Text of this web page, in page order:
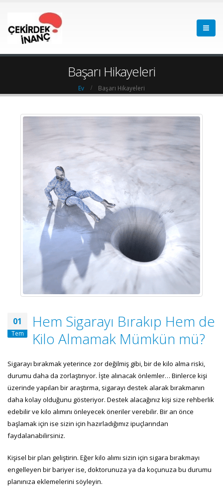
Başarı Hikayeleri
Ev Başarı Hikayeleri
01
Tem
Hem Sigarayı Bırakıp Hem de
Kilo Almamak Mümkün mü?
Sigarayı bırakmak yeterince zor değilmiş gibi, bir de kilo alma riski,
durumu daha da zorlaştırıyor. İşte alınacak önlemler… Binlerce kişi
üzerinde yapılan bir araştırma, sigarayı destek alarak bırakmanın
daha kolay olduğunu gösteriyor. Destek alacağınız kişi size rehberlik
edebilir ve kilo alımını önleyecek öneriler verebilir. Bir an önce
başlamak için ise sizin için hazırladığımız ipuçlarından
faydalanabilirsiniz.
Kişisel bir plan geliştirin. Eğer kilo alımı sizin için sigara bırakmayı
engelleyen bir bariyer ise, doktorunuza ya da koçunuza bu durumu
planınıza eklemelerini söyleyin.